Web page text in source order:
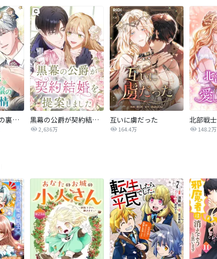
正統派悪役令嬢の裏事情 黒幕の公爵が契約結婚を提案しました
2,636万
互いに虜だった
164.4万
北部戦
148.2万